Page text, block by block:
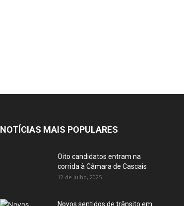
NOTÍCIAS MAIS POPULARES
Oito candidatos entram na
corrida à Câmara de Cascais
12 de Julho, 2025
Novos sentidos de trânsito em